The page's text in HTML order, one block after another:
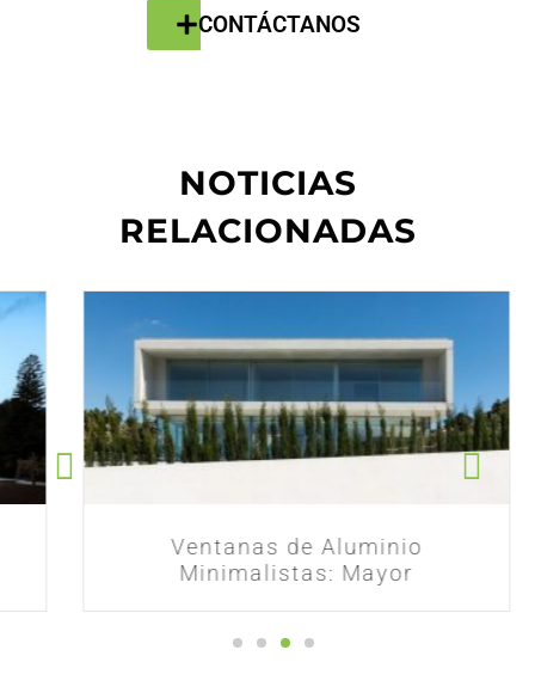
CONTÁCTANOS
NOTICIAS
RELACIONADAS
Ventanas de Aluminio
Minimalistas: Mayor